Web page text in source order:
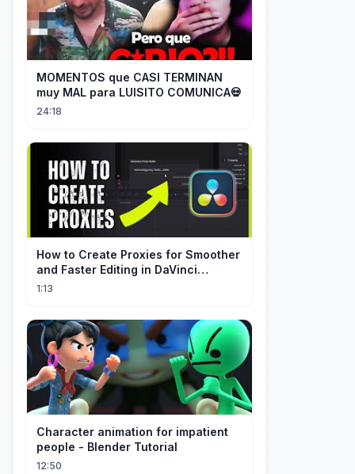
MOMENTOS que CASI TERMINAN
muy MAL para LUISITO COMUNICA💀
24:18
How to Create Proxies for Smoother
and Faster Editing in DaVinci
Resolve
1:13
Character animation for impatient
people - Blender Tutorial
12:50